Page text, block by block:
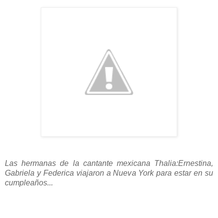
Las hermanas de la cantante mexicana Thalia:Ernestina,
Gabriela y Federica viajaron a Nueva York para estar en su
cumpleaños...